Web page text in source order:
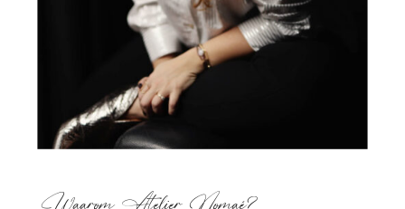
Waarom Atelier Nomaé?